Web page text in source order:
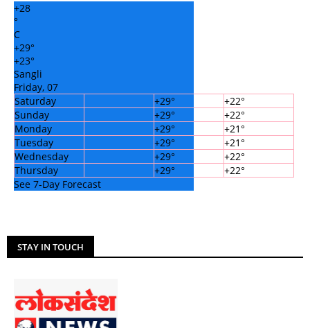
+28
°
C
+29°
+23°
Sangli
Friday, 07
Saturday
+29° +22°
Sunday
+29° +22°
Monday
+29° +21°
Tuesday
+29° +21°
Wednesday
+29° +22°
Thursday
+29° +22°
See 7-Day Forecast
STAY IN TOUCH